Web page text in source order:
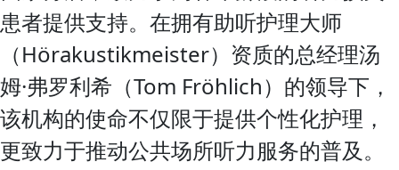
患者提供支持。在拥有助听护理大师
（Hörakustikmeister）资质的总经理汤
姆·弗罗利希（Tom Fröhlich）的领导下，
该机构的使命不仅限于提供个性化护理，
更致力于推动公共场所听力服务的普及。